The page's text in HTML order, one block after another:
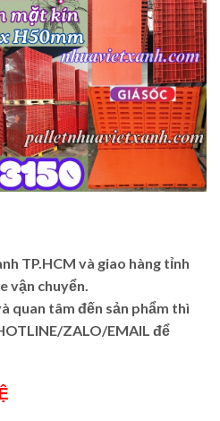
TP.HCM và giao hàng tỉnh
vận chuyển.
quan tâm đến sản phẩm thì
ZALO/EMAIL để